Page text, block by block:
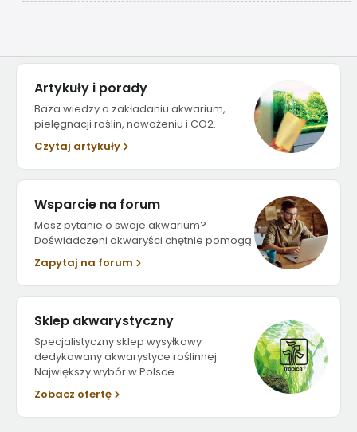
Artykuły i porady
Baza wiedzy o zakładaniu akwarium,
pielęgnacji roślin, nawożeniu i CO2.
Czytaj artykuły
Wsparcie na forum
Masz pytanie o swoje akwarium?
Doświadczeni akwaryści chętnie pomogą.
Zapytaj na forum
Sklep akwarystyczny
Specjalistyczny sklep wysyłkowy
dedykowany akwarystyce roślinnej.
Największy wybór w Polsce.
Zobacz ofertę